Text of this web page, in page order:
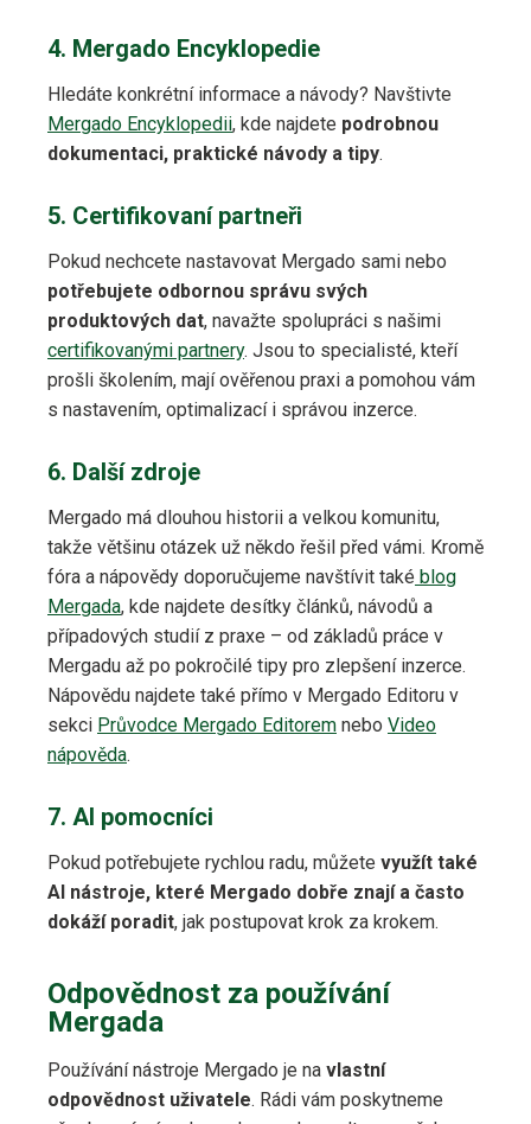
4. Mergado Encyklopedie
Hledáte konkrétní informace a návody? Navštivte
Mergado Encyklopedii, kde najdete podrobnou
dokumentaci, praktické návody a tipy.
5. Certifikovaní partneři
Pokud nechcete nastavovat Mergado sami nebo
potřebujete odbornou správu svých
produktových dat, navažte spolupráci s našimi
certifikovanými partnery. Jsou to specialisté, kteří
prošli školením, mají ověřenou praxi a pomohou vám
s nastavením, optimalizací i správou inzerce.
6. Další zdroje
Mergado má dlouhou historii a velkou komunitu,
takže většinu otázek už někdo řešil před vámi. Kromě
fóra a nápovědy doporučujeme navštívit také blog
Mergada, kde najdete desítky článků, návodů a
případových studií z praxe – od základů práce v
Mergadu až po pokročilé tipy pro zlepšení inzerce.
Nápovědu najdete také přímo v Mergado Editoru v
sekci Průvodce Mergado Editorem nebo Video
nápověda.
7. AI pomocníci
Pokud potřebujete rychlou radu, můžete využít také
AI nástroje, které Mergado dobře znají a často
dokáží poradit, jak postupovat krok za krokem.
Odpovědnost za používání
Mergada
Používání nástroje Mergado je na vlastní
odpovědnost uživatele. Rádi vám poskytneme